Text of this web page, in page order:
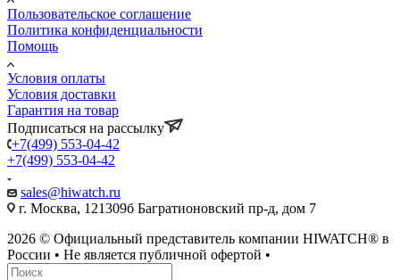
Пользовательское соглашение
Политика конфиденциальности
Помощь
Условия оплаты
Условия доставки
Гарантия на товар
Подписаться на рассылку
+7(499) 553-04-42
+7(499) 553-04-42
sales@hiwatch.ru
г. Москва, 121309б Багратионовский пр-д, дом 7
2026 © Официальный представитель компании HIWATCH® в
России • Не является публичной офертой •